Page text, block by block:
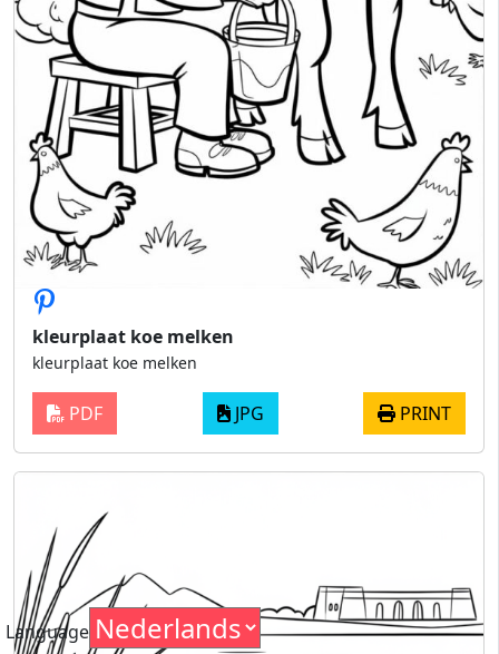
kleurplaat koe melken
kleurplaat koe melken
PDF JPG PRINT
Language